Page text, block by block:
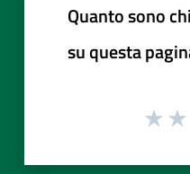
Quanto sono
su questa